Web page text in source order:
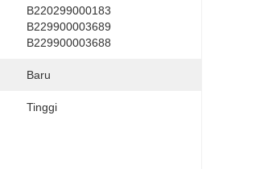
B220299000183
B229900003689
B229900003688
Baru
Tinggi